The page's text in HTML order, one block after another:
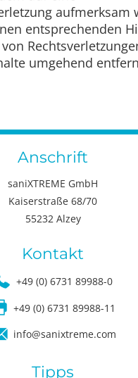
aufmerksam
entsprechenden
umgehend
Anschrift
saniXTREME GmbH
Kaiserstraße 68/70
55232 Alzey
Kontakt
+49 (0) 6731 89988-0
+49 (0) 6731 89988-11
info@sanixtreme.com
Tipps